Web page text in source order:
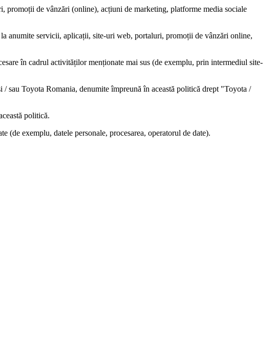
promoții de vânzări (online), acțiuni de marketing, platforme media sociale
anumite servicii, aplicații, site-uri web, portaluri, promoții de vânzări online,
în cadrul activităților menționate mai sus (de exemplu, prin intermediul site-
sau Toyota Romania, denumite împreună în această politică drept "Toyota /
politică.
(de exemplu, datele personale, procesarea, operatorul de date).